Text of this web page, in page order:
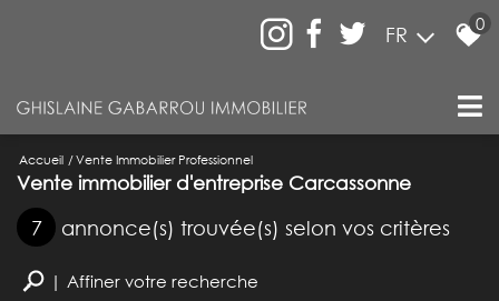
FR 0
Accueil Vente Immobilier Professionnel
Vente immobilier d'entreprise Carcassonne
7 annonce(s) trouvée(s) selon vos critères
Affiner votre recherche